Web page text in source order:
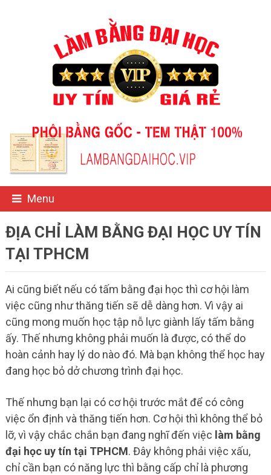
Menu
ĐỊA CHỈ LÀM BẰNG ĐẠI HỌC UY TÍN
TẠI TPHCM
Ai cũng biết nếu có tấm bằng đại học thì cơ hội làm
việc cũng như thăng tiến sẽ dễ dàng hơn. Vì vậy ai
cũng mong muốn học tập nỗ lực giành lấy tấm bằng
ấy. Thế nhưng không phải muốn là được, có thể do
hoàn cảnh hay lý do nào đó. Mà bạn không thể học hay
đang học bỏ dở chương trình đại học.
Thế nhưng bạn lại có cơ hội trước mắt để có công
việc ổn định và thăng tiến hơn. Cơ hội thì không thể bỏ
lỡ, vì vậy chắc chắn bạn đang nghĩ đến việc làm bằng
đại học uy tín tại TPHCM. Đây không phải việc xấu,
chỉ cần bạn có năng lực thì bằng cấp chỉ là phương